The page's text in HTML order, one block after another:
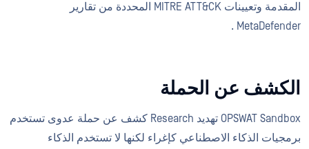
المقدمة وتعيينات MITRE ATT&CK المحددة من تقارير
MetaDefender .
الكشف عن الحملة
OPSWAT Sandbox تهديد Research كشف عن حملة عدوى تستخدم
برمجيات الذكاء الاصطناعي كإغراء لكنها لا تستخدم الذكاء